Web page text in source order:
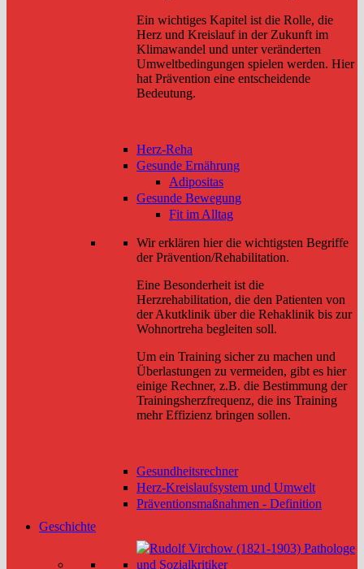
Ein wichtiges Kapitel ist die Rolle, die
Herz und Kreislauf in der Zukunft im
Klimawandel und unter veränderten
Umweltbedingungen spielen werden. Hier
hat Prävention eine entscheidende
Bedeutung.
Herz-Reha
Gesunde Ernährung
Adipositas
Gesunde Bewegung
Fit im Alltag
Wir erklären hier die wichtigsten Begriffe
der Prävention/Rehabilitation.
Eine Besonderheit ist die
Herzrehabilitation, die den Patienten von
der Akutklinik über die Rehaklinik bis zur
Wohnortreha begleiten soll.
Um ein Training sicher zu machen und
Überlastungen zu vermeiden, gibt es hier
einige Rechner, z.B. die Bestimmung der
Trainingsherzfrequenz, die ins Training
mehr Effizienz bringen sollen.
Gesundheitsrechner
Herz-Kreislaufsystem und Umwelt
Präventionsmaßnahmen - Definition
Geschichte